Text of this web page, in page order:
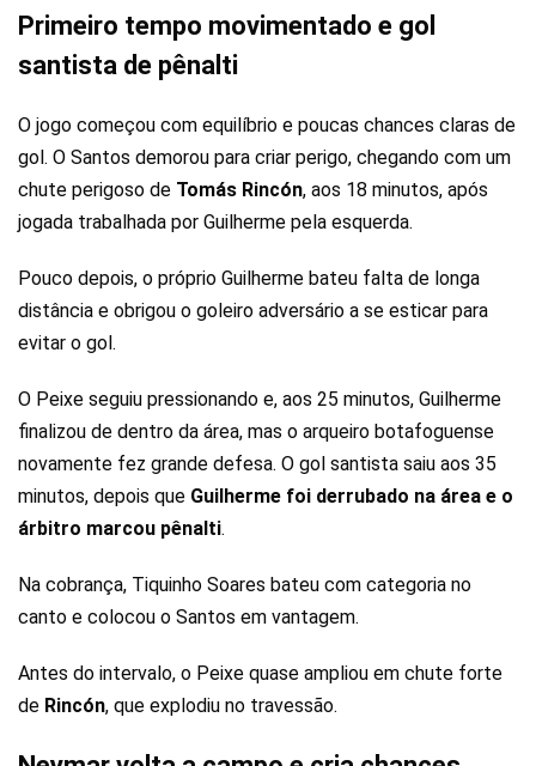
Primeiro tempo movimentado e gol
santista de pênalti
O jogo começou com equilíbrio e poucas chances claras de
gol. O Santos demorou para criar perigo, chegando com um
chute perigoso de Tomás Rincón, aos 18 minutos, após
jogada trabalhada por Guilherme pela esquerda.
Pouco depois, o próprio Guilherme bateu falta de longa
distância e obrigou o goleiro adversário a se esticar para
evitar o gol.
O Peixe seguiu pressionando e, aos 25 minutos, Guilherme
finalizou de dentro da área, mas o arqueiro botafoguense
novamente fez grande defesa. O gol santista saiu aos 35
minutos, depois que Guilherme foi derrubado na área e o
árbitro marcou pênalti.
Na cobrança, Tiquinho Soares bateu com categoria no
canto e colocou o Santos em vantagem.
Antes do intervalo, o Peixe quase ampliou em chute forte
de Rincón, que explodiu no travessão.